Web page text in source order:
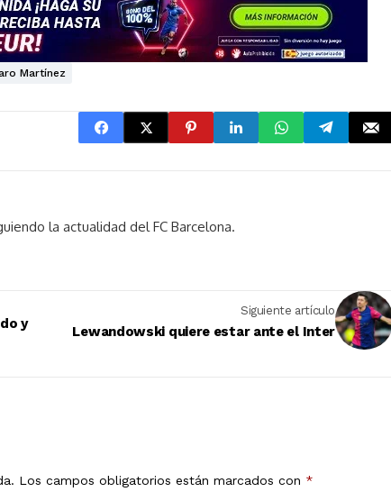
Martínez
la actualidad del FC Barcelona.
y
Siguiente artículo
Lewandowski quiere estar ante el Inter
Los campos obligatorios están marcados con *